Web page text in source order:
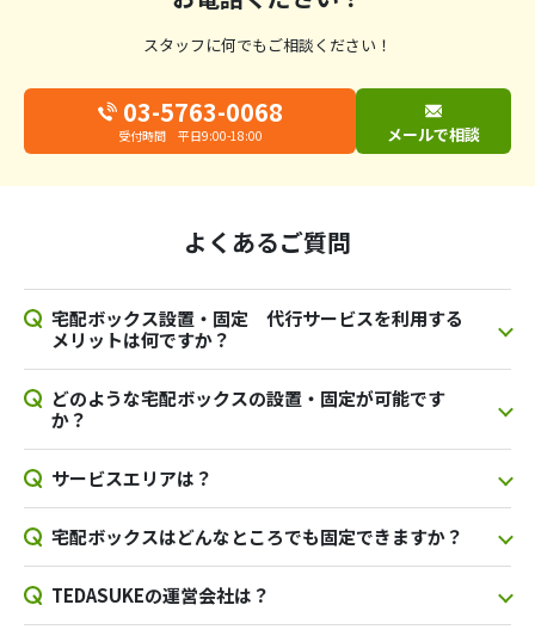
スタッフに何でもご相談ください！
03-5763-0068
受付時間 平日9:00-18:00 メールで相談
よくあるご質問
宅配ボックス設置・固定 代行サービスを利用する
メリットは何ですか？
どのような宅配ボックスの設置・固定が可能です
か？
サービスエリアは？
宅配ボックスはどんなところでも固定できますか？
TEDASUKEの運営会社は？